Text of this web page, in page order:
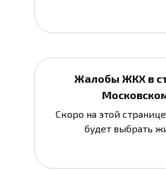
Жалобы ЖКХ в
Скоро на этой
будет выбрать